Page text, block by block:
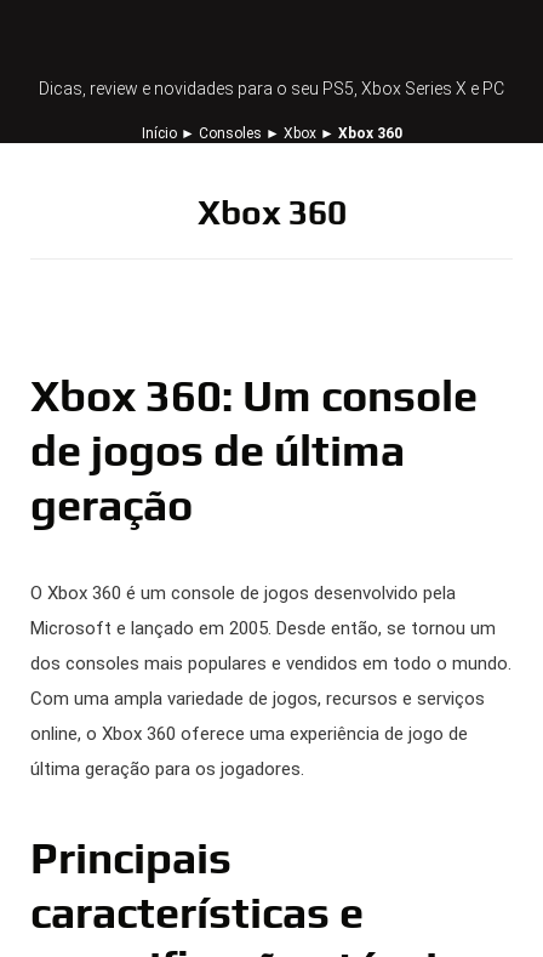
Dicas, review e novidades para o seu PS5, Xbox Series X e PC
Início► Consoles ► Xbox► Xbox 360
Xbox 360
Xbox 360: Um console
de jogos de última
geração
O Xbox 360 é um console de jogos desenvolvido pela
Microsoft e lançado em 2005. Desde então, se tornou um
dos consoles mais populares e vendidos em todo o mundo.
Com uma ampla variedade de jogos, recursos e serviços
online, o Xbox 360 oferece uma experiência de jogo de
última geração para os jogadores.
Principais
características e